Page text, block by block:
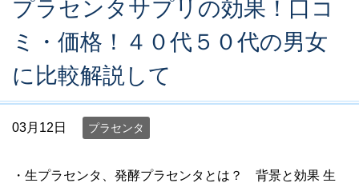
プラセンタサプリの効果！口コ
ミ・価格！４０代５０代の男女
に比較解説して
03月12日 プラセンタ
・生プラセンタ、発酵プラセンタとは？ 背景と効果 生